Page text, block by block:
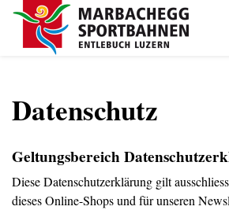
Datenschutz
Geltungsbereich
Diese Datenschutzerklärung gilt
dieses Online-Shops und für unseren